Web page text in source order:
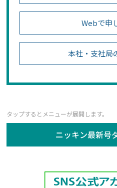
Webで申
本社・支社局
ニッキン最新号